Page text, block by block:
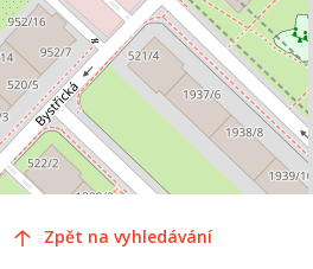
Zpět na vyhledávání